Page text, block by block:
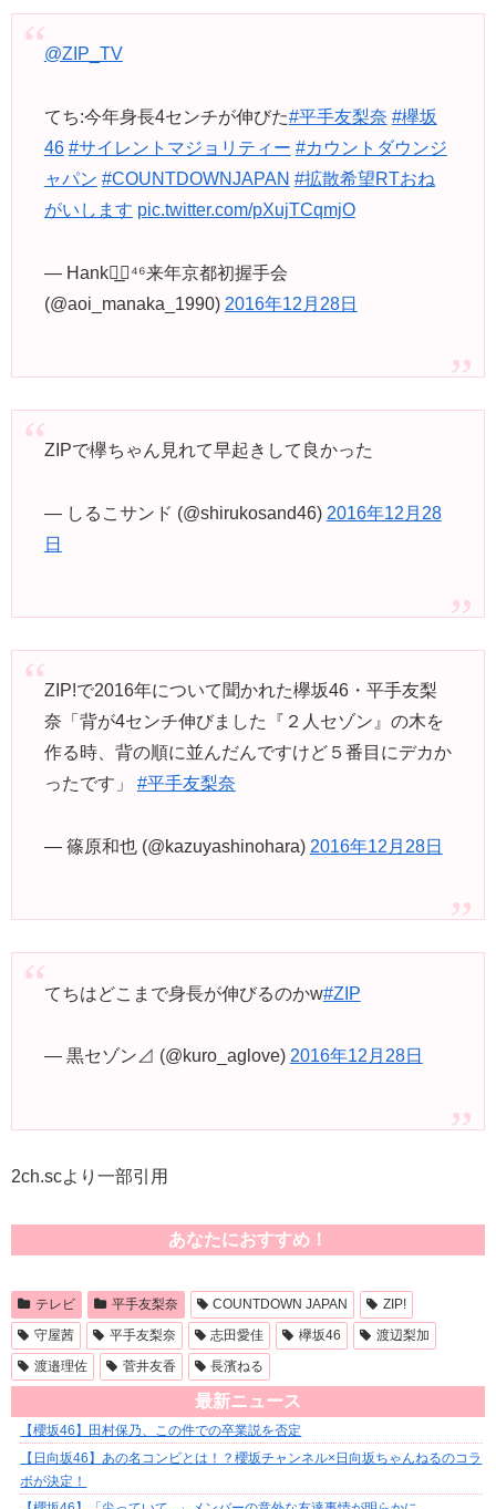
@ZIP_TV
てち:今年身長4センチが伸びた#平手友梨奈 #欅坂
46 #サイレントマジョリティー #カウントダウンジ
ャパン #COUNTDOWNJAPAN #拡散希望RTおね
がいします pic.twitter.com/pXujTCqmjO
— Hank◢͟￨⁴⁶来年京都初握手会
(@aoi_manaka_1990) 2016年12月28日
ZIPで欅ちゃん見れて早起きして良かった
— しるこサンド (@shirukosand46) 2016年12月28
日
ZIP!で2016年について聞かれた欅坂46・平手友梨
奈「背が4センチ伸びました『２人セゾン』の木を
作る時、背の順に並んだんですけど５番目にデカか
ったです」 #平手友梨奈
— 篠原和也 (@kazuyashinohara) 2016年12月28日
てちはどこまで身長が伸びるのかw#ZIP
— 黒セゾン⊿ (@kuro_aglove) 2016年12月28日
2ch.scより一部引用
あなたにおすすめ！
テレビ 平手友梨奈 COUNTDOWN JAPAN
ZIP!
守屋茜
平手友梨奈 志田愛佳 欅坂46
渡辺梨加
渡邉理佐
菅井友香 長濱ねる
最新ニュース
【櫻坂46】田村保乃、この件での卒業説を否定
【日向坂46】あの名コンビとは！？櫻坂チャンネル×日向坂ちゃんねるのコラ
ボが決定！